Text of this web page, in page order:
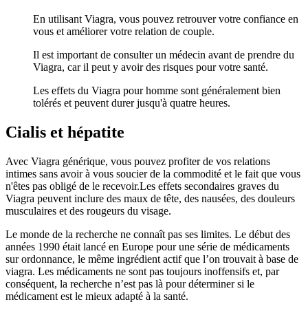
En utilisant Viagra, vous pouvez retrouver votre confiance en
vous et améliorer votre relation de couple.
Il est important de consulter un médecin avant de prendre du
Viagra, car il peut y avoir des risques pour votre santé.
Les effets du Viagra pour homme sont généralement bien
tolérés et peuvent durer jusqu'à quatre heures.
Cialis et hépatite
Avec Viagra générique, vous pouvez profiter de vos relations
intimes sans avoir à vous soucier de la commodité et le fait que vous
n'êtes pas obligé de le recevoir.Les effets secondaires graves du
Viagra peuvent inclure des maux de tête, des nausées, des douleurs
musculaires et des rougeurs du visage.
Le monde de la recherche ne connaît pas ses limites. Le début des
années 1990 était lancé en Europe pour une série de médicaments
sur ordonnance, le même ingrédient actif que l’on trouvait à base de
viagra. Les médicaments ne sont pas toujours inoffensifs et, par
conséquent, la recherche n’est pas là pour déterminer si le
médicament est le mieux adapté à la santé.